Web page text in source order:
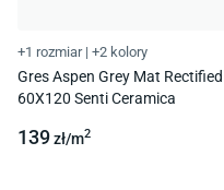
+1 rozmiar | +2 kolory
Gres Aspen Grey Mat Rectified
60X120 Senti Ceramica
139zł/m2